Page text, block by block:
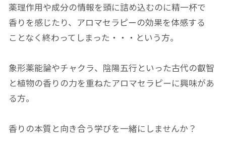
薬理作用や成分の情報を頭に詰め込むのに精一杯で
香りを感じたり、アロマセラピーの効果を体感する
ことなく終わってしまった・・・という方。
象形薬能論やチャクラ、陰陽五行といった古代の叡智
と植物の香りの力を重ねたアロマセラピーに興味があ
る方。
香りの本質と向き合う学びを一緒にしませんか？